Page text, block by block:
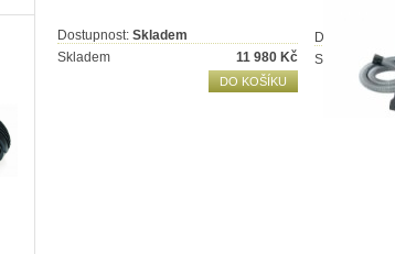
Dostupnost: Skladem
Skladem
11 980 Kč
DO KOŠÍKU
Dostupnost:
Skladem